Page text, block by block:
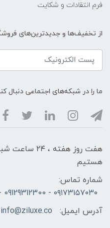
فرم انتقادات و شکایت
از تخفیف‌ها و جدیدترین‌های
ما را در شبکه‌های اجتماعی دنبال
هفت روز هفته
هستیم
شماره تماس:
۰۹۱۷۳۱۵۷۰۳۰ - 09129312300 - 07137742255
آدرس ایمیل:
info@ziluxe.co